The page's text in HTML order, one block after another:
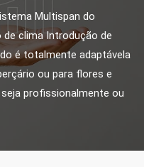
Multispan do
clima Introdução de
é totalmente adaptávela
ou para flores e
profissionalmente ou